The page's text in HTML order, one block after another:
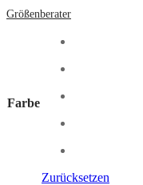
Größenberater
Farbe
Zurücksetzen